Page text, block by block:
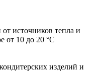
от источников тепла и
от 10 до 20 °C
изделий и